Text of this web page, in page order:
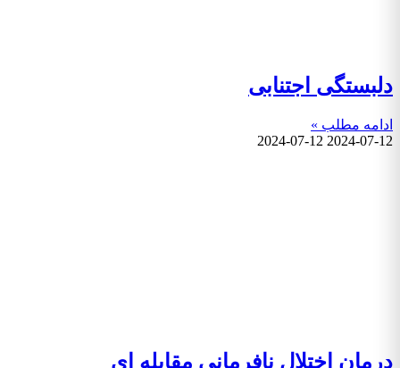
دلبستگی اجتنابی
ادامه مطلب »
2024-07-12
2024-07-12
درمان اختلال نافرمانی مقابله ای